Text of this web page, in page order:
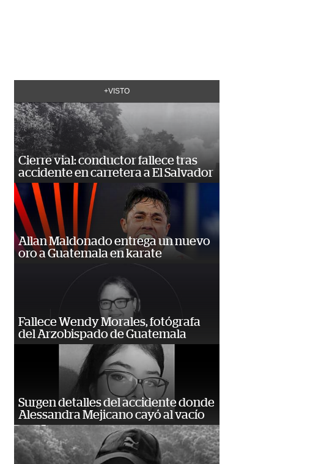
+VISTO
Cierre vial: conductor fallece tras
accidente en carretera a El Salvador
Allan Maldonado entrega un nuevo
oro a Guatemala en karate
Fallece Wendy Morales, fotógrafa
del Arzobispado de Guatemala
Surgen detalles del accidente donde
Alessandra Mejicano cayó al vacío